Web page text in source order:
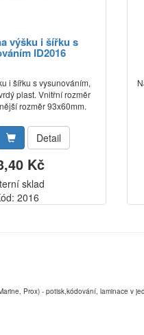
výšku i šířku s
ID2016
i šířku s vysunováním,
plast. Vnitřní rozměr
rozměr 93x60mm.
Detail
Kč
sklad
2016
Prox) - potisk,kódování, laminace v